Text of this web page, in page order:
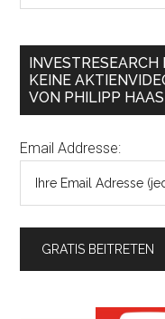
INVESTRESEARCH
KEINE
VON PHILIPP HAAS
Email Addresse: